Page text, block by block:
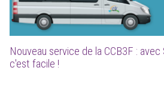
Nouveau service de la CCB3F :
c'est facile !